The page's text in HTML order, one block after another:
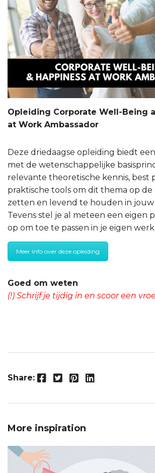
Opleiding Corporate Well-Being
at Work Ambassador
Deze driedaagse opleiding biedt
met de wetenschappelijke
relevante theoretische kennis, best
praktische tools om dit thema op de
zetten en levend te houden in jouw
Tevens stel je al meteen een eigen
op om toe te passen in je eigen
Meer info over deze opleiding
Goed om weten
(!) Schrijf je tijdig in en scoor een
Share: Facebook Twitter Pinterest LinkedIn
More inspiration